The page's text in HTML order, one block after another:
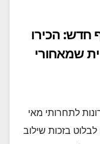
הכירו
שמאחורי
לתחרותי מאי
בזכות שילוב